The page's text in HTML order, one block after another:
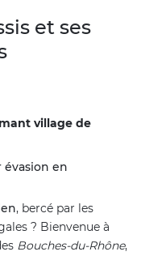
et ses
village de
en
, bercé par les
? Bienvenue à
Bouches-du-Rhône,